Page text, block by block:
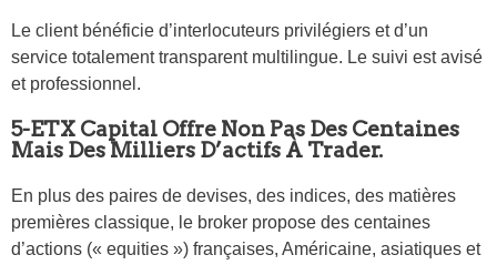
Le client bénéficie d’interlocuteurs privilégiers et d’un
service totalement transparent multilingue. Le suivi est avisé
et professionnel.
5-ETX Capital Offre Non Pas Des Centaines
Mais Des Milliers D’actifs À Trader.
En plus des paires de devises, des indices, des matières
premières classique, le broker propose des centaines
d’actions (« equities ») françaises, Américaine, asiatiques et